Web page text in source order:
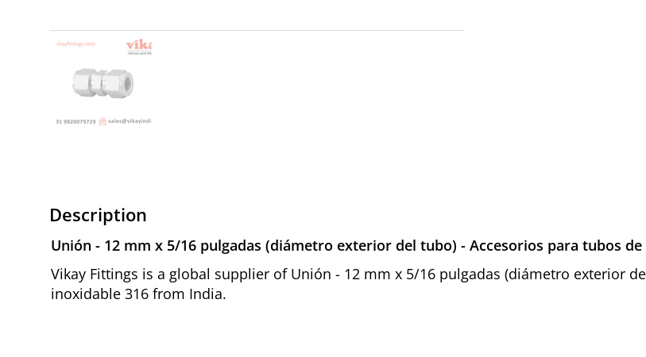
Description
Unión - 12 mm x 5/16 pulgadas (diámetro exterior del tubo) - Accesorios para tubos
Vikay Fittings is a global supplier of Unión - 12 mm x 5/16 pulgadas (diámetro exterior
inoxidable 316 from India.